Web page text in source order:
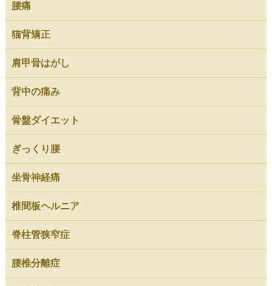
腰痛
猫背矯正
肩甲骨はがし
背中の痛み
骨盤ダイエット
ぎっくり腰
坐骨神経痛
椎間板ヘルニア
脊柱管狭窄症
腰椎分離症